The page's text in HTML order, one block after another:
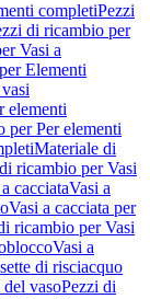
completiPezzi
di ricambio per
Vasi a
Elementi
elementi
per Per elementi
Materiale di
ricambio per Vasi
cacciataVasi a
Vasi a cacciata per
ricambio per Vasi
Vasi a
di risciacquo
del vasoPezzi di